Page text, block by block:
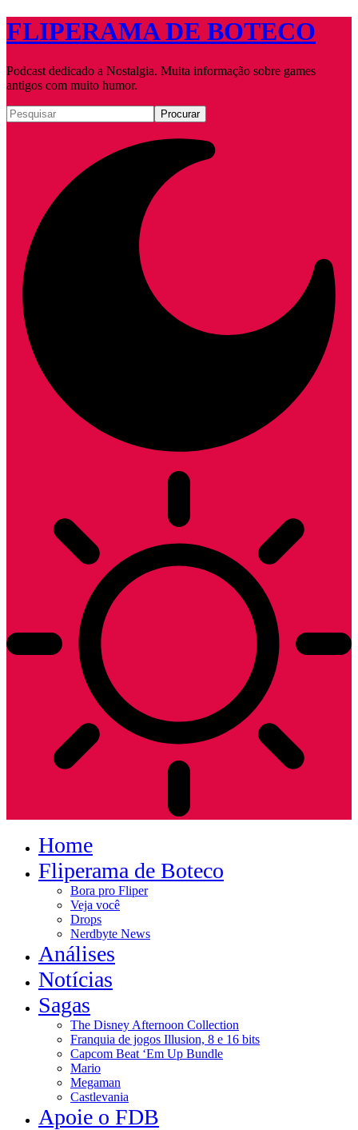
FLIPERAMA DE BOTECO
Podcast dedicado a Nostalgia. Muita informação sobre games
antigos com muito humor.
Home
Fliperama de Boteco
Bora pro Fliper
Veja você
Drops
Nerdbyte News
Análises
Notícias
Sagas
The Disney Afternoon Collection
Franquia de jogos Illusion, 8 e 16 bits
Capcom Beat ‘Em Up Bundle
Mario
Megaman
Castlevania
Apoie o FDB